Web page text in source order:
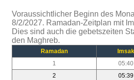
Voraussichtlicher Beginn des
8/2/2027. Ramadan-Zeitplan mit
Dies sind auch die gebetszeiten
den Maghreb.
Ramadan Imsak
1
05:40
2
05:39